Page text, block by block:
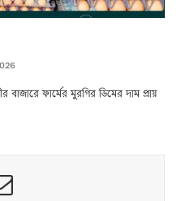
বাজারে ফার্মের মুরগির ডিমের দাম প্রায়